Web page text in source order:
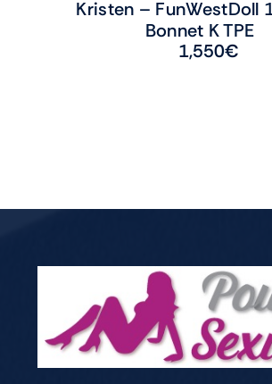
Kristen – FunWestDoll
Bonnet K TPE
1,550€